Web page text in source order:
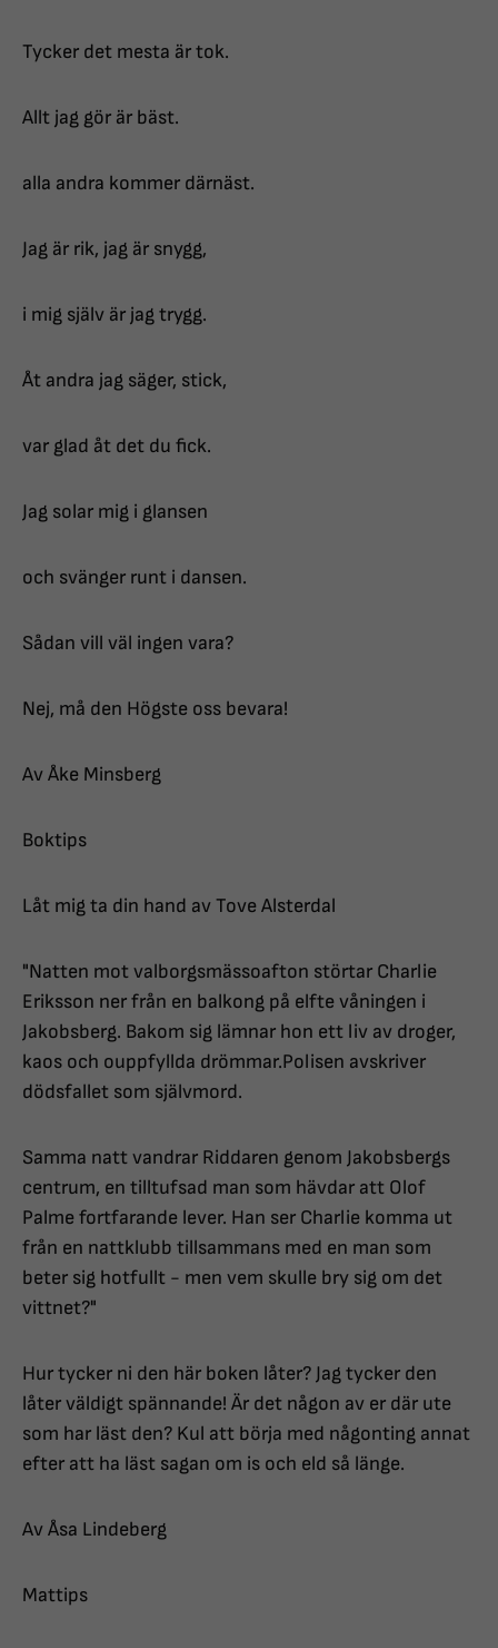
Tycker det mesta är tok.
Allt jag gör är bäst.
alla andra kommer därnäst.
Jag är rik, jag är snygg,
i mig själv är jag trygg.
Åt andra jag säger, stick,
var glad åt det du fick.
Jag solar mig i glansen
och svänger runt i dansen.
Sådan vill väl ingen vara?
Nej, må den Högste oss bevara!
Av Åke Minsberg
Boktips
Låt mig ta din hand av Tove Alsterdal
"Natten mot valborgsmässoafton störtar Charlie
Eriksson ner från en balkong på elfte våningen i
Jakobsberg. Bakom sig lämnar hon ett liv av droger,
kaos och ouppfyllda drömmar.Polisen avskriver
dödsfallet som självmord.
Samma natt vandrar Riddaren genom Jakobsbergs
centrum, en tilltufsad man som hävdar att Olof
Palme fortfarande lever. Han ser Charlie komma ut
från en nattklubb tillsammans med en man som
beter sig hotfullt - men vem skulle bry sig om det
vittnet?"
Hur tycker ni den här boken låter? Jag tycker den
låter väldigt spännande! Är det någon av er där ute
som har läst den? Kul att börja med någonting annat
efter att ha läst sagan om is och eld så länge.
Av Åsa Lindeberg
Mattips